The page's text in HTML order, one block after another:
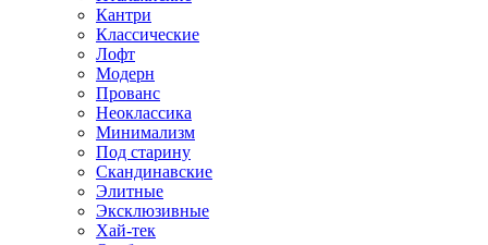
Кантри
Классические
Лофт
Модерн
Прованс
Неоклассика
Минимализм
Под старину
Скандинавские
Элитные
Эксклюзивные
Хай-тек